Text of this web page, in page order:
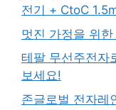
전기 + CtoC
멋진 가정을 위
테팔 무선주전자
보세요!
존글로벌 전자레